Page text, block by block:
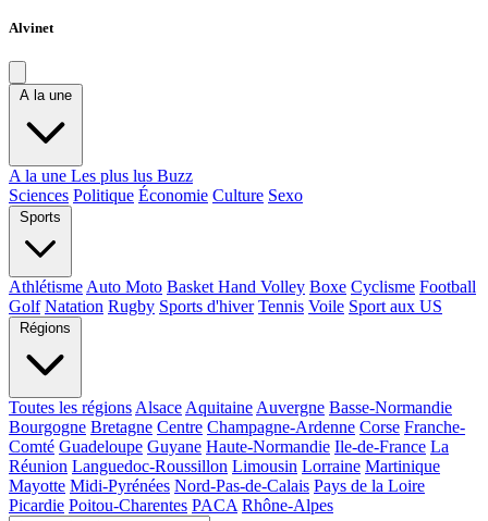
Alvinet
A la une
A la une Les plus lus Buzz
Sciences Politique Économie Culture Sexo
Sports
Athlétisme Auto Moto Basket Hand Volley Boxe Cyclisme Football
Golf Natation Rugby Sports d'hiver Tennis Voile Sport aux US
Régions
Toutes les régions Alsace Aquitaine Auvergne Basse-Normandie
Bourgogne Bretagne Centre Champagne-Ardenne Corse Franche-
Comté Guadeloupe Guyane Haute-Normandie Ile-de-France La
Réunion Languedoc-Roussillon Limousin Lorraine Martinique
Mayotte Midi-Pyrénées Nord-Pas-de-Calais Pays de la Loire
Picardie Poitou-Charentes PACA Rhône-Alpes